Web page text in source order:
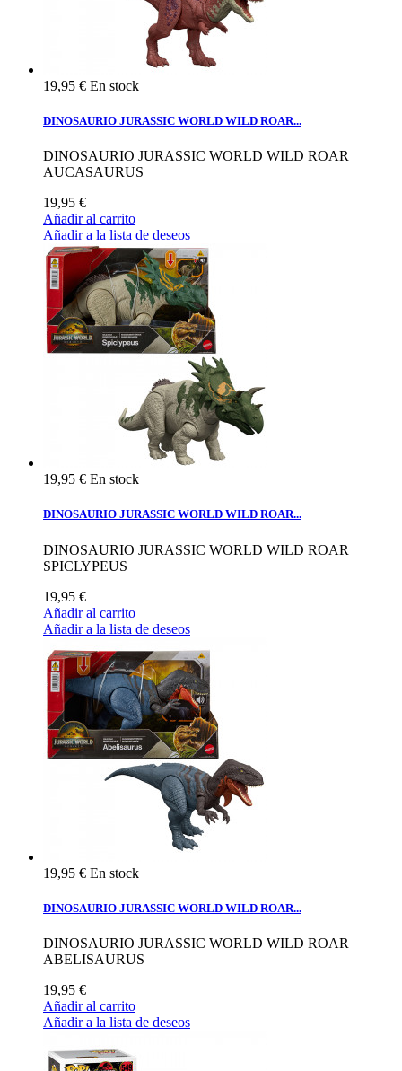
19,95 € En stock
DINOSAURIO JURASSIC WORLD WILD ROAR...
DINOSAURIO JURASSIC WORLD WILD ROAR
AUCASAURUS
19,95 €
Añadir al carrito
Añadir a la lista de deseos
19,95 € En stock
DINOSAURIO JURASSIC WORLD WILD ROAR...
DINOSAURIO JURASSIC WORLD WILD ROAR
SPICLYPEUS
19,95 €
Añadir al carrito
Añadir a la lista de deseos
19,95 € En stock
DINOSAURIO JURASSIC WORLD WILD ROAR...
DINOSAURIO JURASSIC WORLD WILD ROAR
ABELISAURUS
19,95 €
Añadir al carrito
Añadir a la lista de deseos